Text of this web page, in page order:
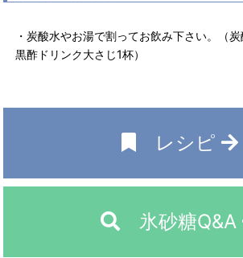
・炭酸水やお湯で割ってお飲み下さい。（
黒酢ドリンク大さじ1杯）
レシピ
氷砂糖Q&A